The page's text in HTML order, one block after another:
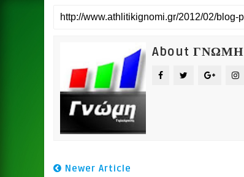
About ΓΝΩΜΗ
Newer Article